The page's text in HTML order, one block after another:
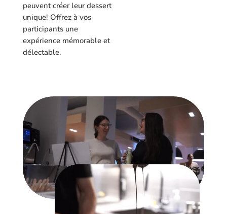
peuvent créer leur dessert
unique! Offrez à vos
participants une
expérience mémorable et
délectable.